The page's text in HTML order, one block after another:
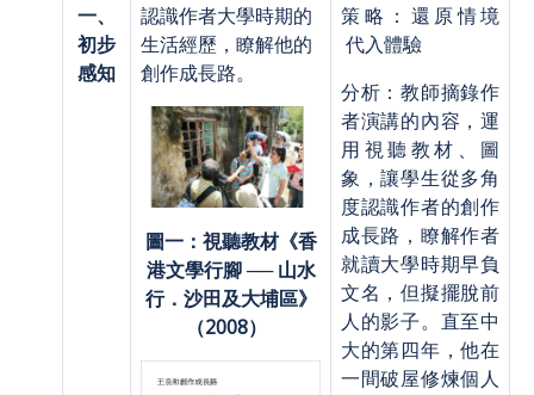
一、
初步
感知
認識作者大學時期的
生活經歷，瞭解他的
創作成長路。
圖一：視聽教材《香
港文學行腳 ── 山水
行．沙田及大埔區》
（2008）
策略：還原情境
代入體驗
分析：教師摘錄作
者演講的內容，運
用視聽教材、圖
象，讓學生從多角
度認識作者的創作
成長路，瞭解作者
就讀大學時期早負
文名，但擬擺脫前
人的影子。直至中
大的第四年，他在
一間破屋修煉個人